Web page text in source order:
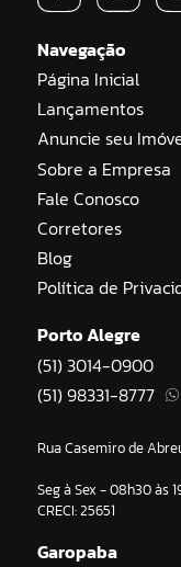
Navegação
Página Inicial
Lançamentos
Anuncie seu
Sobre a Empresa
Fale Conosco
Corretores
Blog
Política de
Porto Alegre
(51) 3014-0900
(51) 98331-8777
Rua Casemiro de
Seg à Sex - 08h30 às
CRECI: 25651
Garopaba